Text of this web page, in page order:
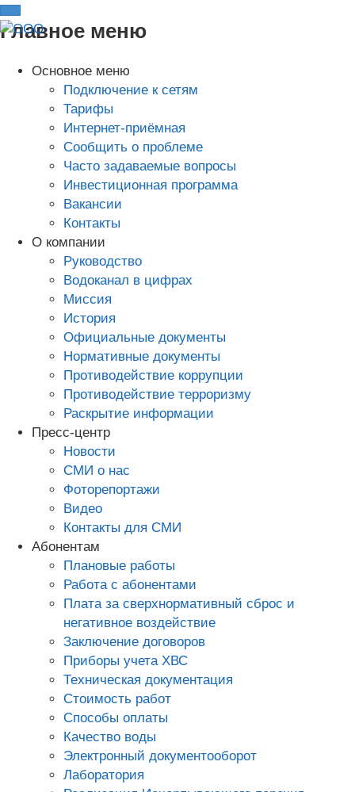
Главное меню
Основное меню
Подключение к сетям
Тарифы
Интернет-приёмная
Сообщить о проблеме
Часто задаваемые вопросы
Инвестиционная программа
Вакансии
Контакты
О компании
Руководство
Водоканал в цифрах
Миссия
История
Официальные документы
Нормативные документы
Противодействие коррупции
Противодействие терроризму
Раскрытие информации
Пресс-центр
Новости
СМИ о нас
Фоторепортажи
Видео
Контакты для СМИ
Абонентам
Плановые работы
Работа с абонентами
Плата за сверхнормативный сброс и
негативное воздействие
Заключение договоров
Приборы учета ХВС
Техническая документация
Стоимость работ
Способы оплаты
Качество воды
Электронный документооборот
Лаборатория